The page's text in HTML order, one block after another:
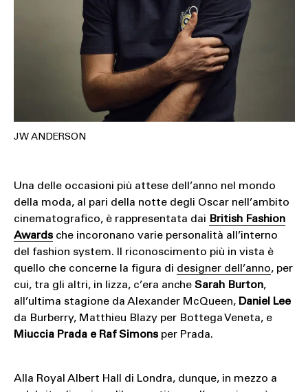
JW ANDERSON
Una delle occasioni più attese dell’anno nel mondo
della moda, al pari della notte degli Oscar nell’ambito
cinematografico, è rappresentata dai British Fashion
Awardsche incoronano varie personalità all’interno
del fashion system. Il riconoscimento più in vista è
quello che concerne la figura di designer dell’anno, per
cui, tra gli altri, in lizza, c’era anche Sarah Burton,
all’ultima stagione da Alexander McQueen, Daniel Lee
da Burberry, Matthieu Blazy per Bottega Veneta, e
Miuccia Prada e Raf Simonsper Prada.
Alla Royal Albert Hall di Londra, dunque, in mezzo a